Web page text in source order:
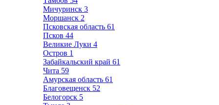
Мичуринск 3
Моршанск 2
Псковская область 61
Псков 44
Великие Луки 4
Остров 1
Забайкальский край 61
Чита 59
Амурская область 61
Благовещенск 52
Белогорск 5